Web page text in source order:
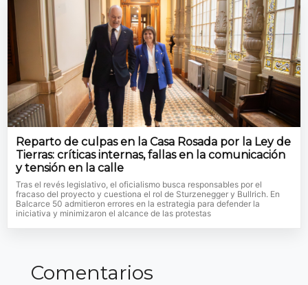
Reparto de culpas en la Casa Rosada por la Ley de
Tierras: críticas internas, fallas en la comunicación
y tensión en la calle
Tras el revés legislativo, el oficialismo busca responsables por el
fracaso del proyecto y cuestiona el rol de Sturzenegger y Bullrich. En
Balcarce 50 admitieron errores en la estrategia para defender la
iniciativa y minimizaron el alcance de las protestas
Comentarios